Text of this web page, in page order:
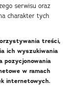
serwisu oraz
charakter tych
treści,
ich wyszukiwania
pozycjonowania
w ramach
internetowych.